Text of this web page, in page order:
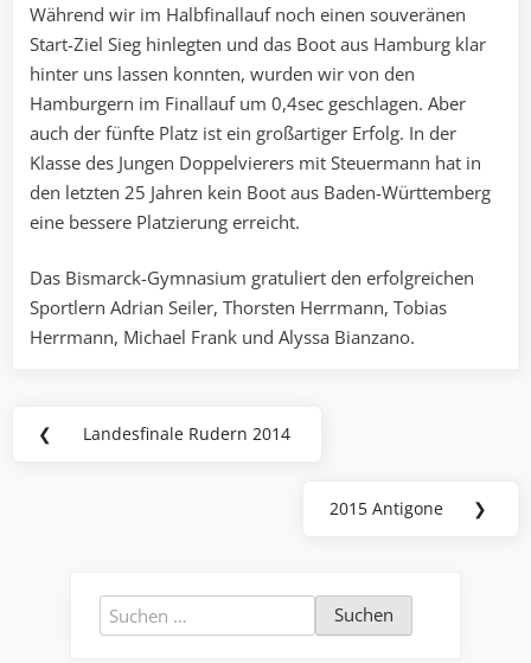
Während wir im Halbfinallauf noch einen souveränen
Start-Ziel Sieg hinlegten und das Boot aus Hamburg klar
hinter uns lassen konnten, wurden wir von den
Hamburgern im Finallauf um 0,4sec geschlagen. Aber
auch der fünfte Platz ist ein großartiger Erfolg. In der
Klasse des Jungen Doppelvierers mit Steuermann hat in
den letzten 25 Jahren kein Boot aus Baden-Württemberg
eine bessere Platzierung erreicht.
Das Bismarck-Gymnasium gratuliert den erfolgreichen
Sportlern Adrian Seiler, Thorsten Herrmann, Tobias
Herrmann, Michael Frank und Alyssa Bianzano.
Beitragsnavigation
❮
Previous
Landesfinale Rudern 2014
Next
2015 Antigone ❯
Suchen
nach: